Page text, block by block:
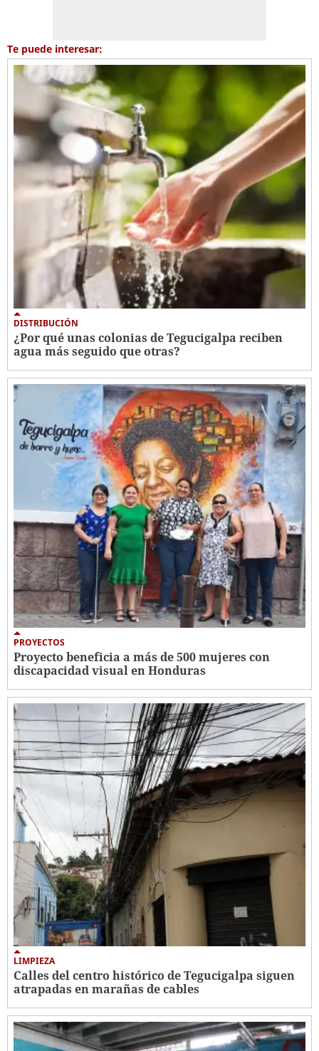
Te puede interesar:
DISTRIBUCIÓN
¿Por qué unas colonias de Tegucigalpa reciben
agua más seguido que otras?
PROYECTOS
Proyecto beneficia a más de 500 mujeres con
discapacidad visual en Honduras
LIMPIEZA
Calles del centro histórico de Tegucigalpa siguen
atrapadas en marañas de cables